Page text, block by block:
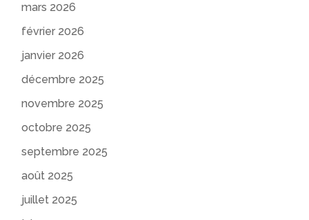
mars 2026
février 2026
janvier 2026
décembre 2025
novembre 2025
octobre 2025
septembre 2025
août 2025
juillet 2025